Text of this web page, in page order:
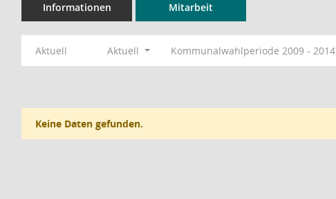
Informationen Mitarbeit
Aktuell Aktuell Kommunalwahlperiode 2009 - 2014
Keine Daten gefunden.